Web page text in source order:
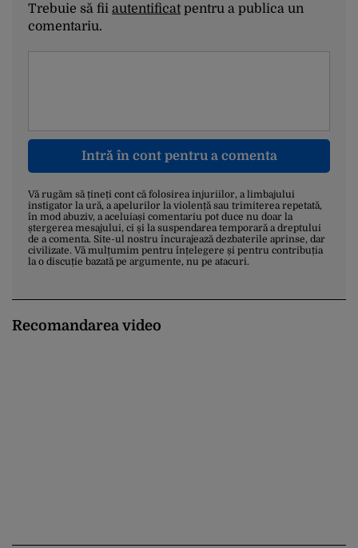
Trebuie să fii autentificatpentru a publica un
comentariu.
Intră în cont pentru a comenta
Vă rugăm să țineți cont că folosirea injuriilor, a limbajului
instigator la ură, a apelurilor la violență sau trimiterea repetată,
în mod abuziv, a aceluiași comentariu pot duce nu doar la
ștergerea mesajului, ci și la suspendarea temporară a dreptului
de a comenta. Site-ul nostru încurajează dezbaterile aprinse, dar
civilizate. Vă mulțumim pentru înțelegere și pentru contribuția
la o discuție bazată pe argumente, nu pe atacuri.
Recomandarea video